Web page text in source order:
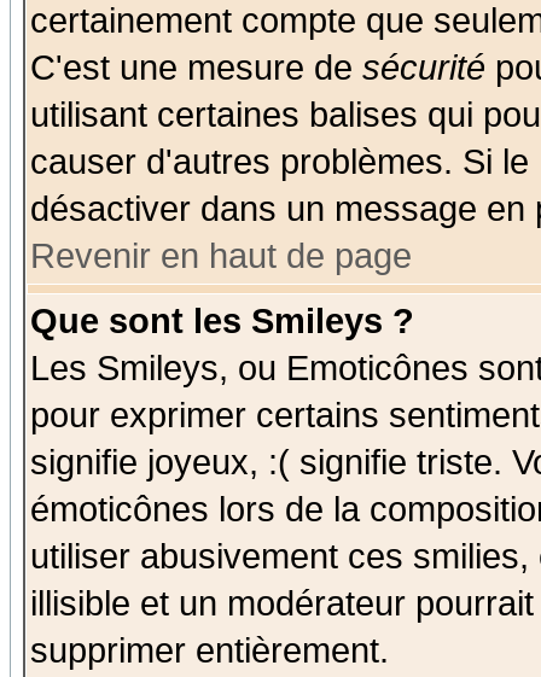
certainement compte que
C'est une mesure de sécurité
utilisant certaines balises qui
causer d'autres problèmes. Si
désactiver dans un message
Revenir en haut de page
Que sont les Smileys ?
Les Smileys, ou Emoticônes
pour exprimer certains
signifie joyeux, :( signifie triste.
émoticônes lors de la
utiliser abusivement ces
illisible et un modérateur
supprimer entièrement.